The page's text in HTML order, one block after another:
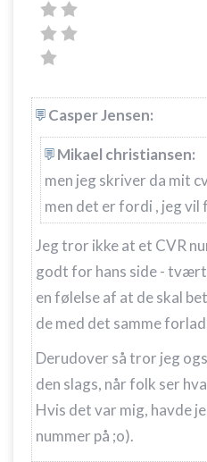
Casper Jensen:
Mikael christiansen:
men jeg skriver da mit
men det er fordi , jeg
Jeg tror ikke at et CVR
godt for hans side -
en følelse af at de skal
de med det samme
Derudover så tror jeg
den slags, når folk ser
Hvis det var mig, havde
nummer på ;o).